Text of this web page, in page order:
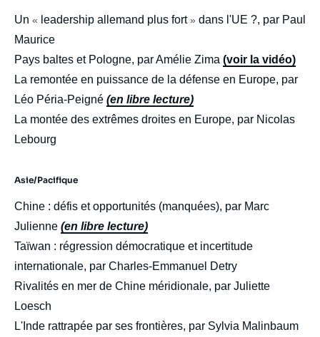
Un « leadership allemand plus fort» dans l'UE ?, par Paul
Maurice
Pays baltes et Pologne, par Amélie Zima (voir la vidéo)
La remontée en puissance de la défense en Europe, par
Léo Péria-Peigné (en libre lecture)
La montée des extrêmes droites en Europe, par Nicolas
Lebourg
Asie/Pacifique
Chine : défis et opportunités (manquées), par Marc
Julienne (en libre lecture)
Taïwan : régression démocratique et incertitude
internationale, par Charles-Emmanuel Detry
Rivalités en mer de Chine méridionale, par Juliette
Loesch
L'Inde rattrapée par ses frontières, par Sylvia Malinbaum
Thierry de MONTBRIAL, Dominique DAVID,
Ramses, Sommaires (présentation de
Copier